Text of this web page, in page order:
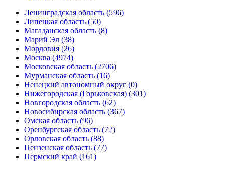
Ленинградская область (596)
Липецкая область (50)
Магаданская область (8)
Марий Эл (38)
Мордовия (26)
Москва (4974)
Московская область (2706)
Мурманская область (16)
Ненецкий автономный округ (0)
Нижегородская (Горьковская) (301)
Новгородская область (62)
Новосибирская область (367)
Омская область (96)
Оренбургская область (72)
Орловская область (88)
Пензенская область (77)
Пермский край (161)